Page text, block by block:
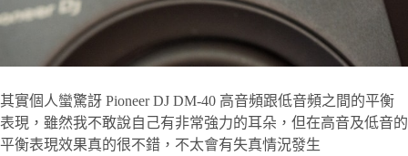
其實個人蠻驚訝 Pioneer DJ DM-40 高音頻跟低音頻之間的平衡
表現，雖然我不敢說自己有非常強力的耳朵，但在高音及低音的
平衡表現效果真的很不錯，不太會有失真情況發生